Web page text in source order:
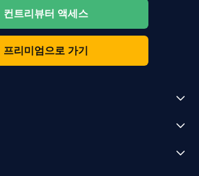
컨트리뷰터 액세스
프리미엄으로 가기